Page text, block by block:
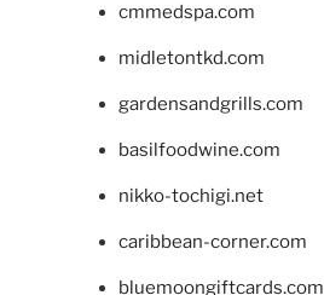
cmmedspa.com
midletontkd.com
gardensandgrills.com
basilfoodwine.com
nikko-tochigi.net
caribbean-corner.com
bluemoongiftcards.com